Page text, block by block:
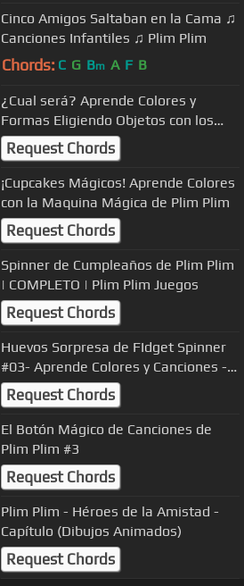
Cinco Amigos Saltaban en la Cama ♫
Canciones Infantiles ♫ Plim Plim
Chords: C G Bm A F B
¿Cual será? Aprende Colores y
Formas Eligiendo Objetos con los
Request Chords
¡Cupcakes Mágicos! Aprende Colores
con la Maquina Mágica de Plim Plim
Request Chords
Spinner de Cumpleaños de Plim Plim
| COMPLETO | Plim Plim Juegos
Request Chords
Huevos Sorpresa de FIdget Spinner
#03- Aprende Colores y Canciones -
Plim Plim Juego
Request Chords
El Botón Mágico de Canciones de
Plim Plim #3
Request Chords
Plim Plim - Héroes de la Amistad -
Capítulo (Dibujos Animados)
Request Chords